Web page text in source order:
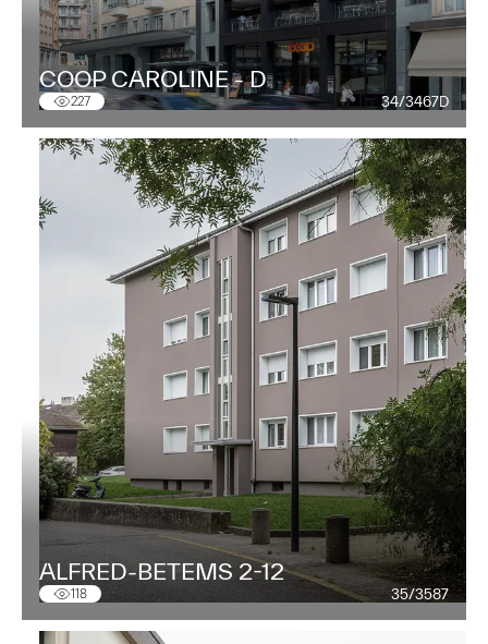
COOP CAROLINE - D
227 34/3467D
ALFRED-BETEMS 2-12
118 35/3587